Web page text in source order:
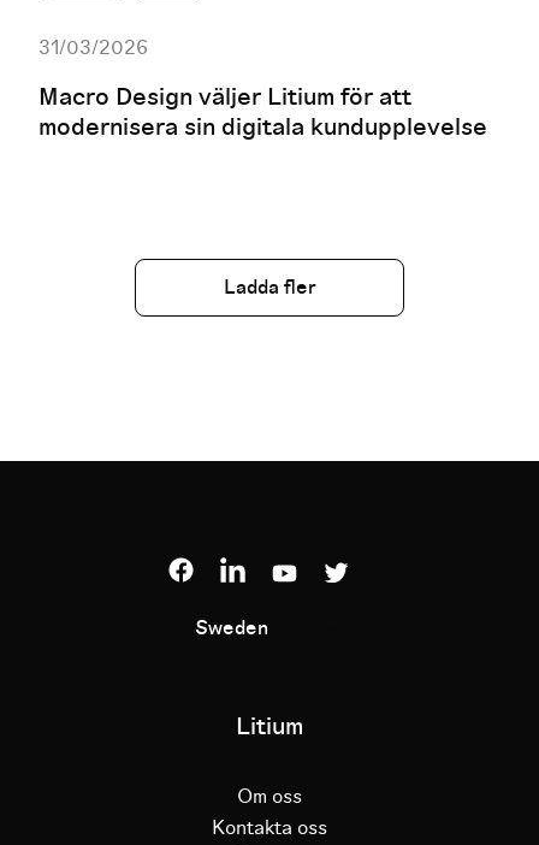
31/03/2026
Macro Design väljer Litium för att
modernisera sin digitala kundupplevelse
Ladda fler
Sweden
Litium
Om oss
Kontakta oss